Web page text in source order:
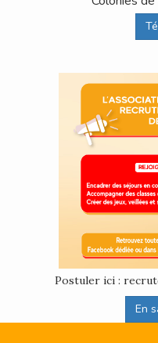
Postuler ici :
En